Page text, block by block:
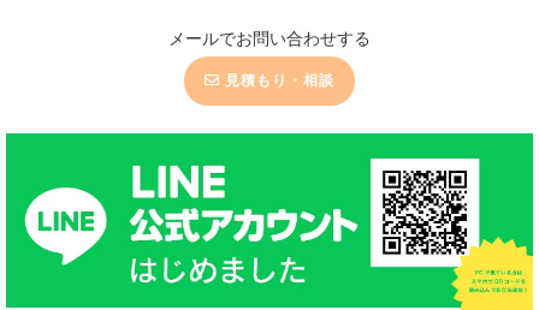
メールでお問い合わせする
見積もり・相談